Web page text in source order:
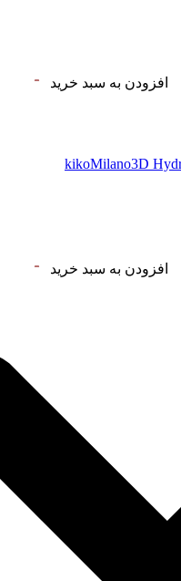
افزودن به سبد خرید
افزودن به سبد خرید